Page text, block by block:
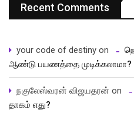
Recent Comments
your code of destiny on
ஆண்டு பயணத்தை முடிக்கலாமா?
நகுலேஸ்வரன் விஜயதரன் on
தாகம் எது?